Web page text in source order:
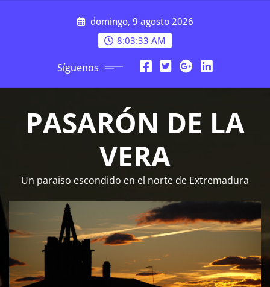
domingo, 9 agosto 2026
8:03:34 AM
Síguenos
PASARÓN DE LA
VERA
Un paraiso escondido en el norte de Extremadura